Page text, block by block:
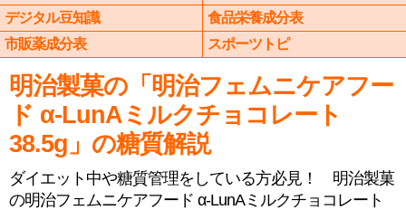
デジタル豆知識
食品栄養成分表
市販薬成分表
スポーツトピ
明治製菓の「明治フェムニケアフー
ド α-LunAミルクチョコレート
38.5g」の糖質解説
ダイエット中や糖質管理をしている方必見！ 明治製菓
の明治フェムニケアフード α-LunAミルクチョコレート